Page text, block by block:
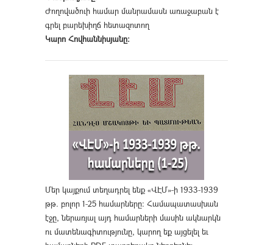
Ժողովածուի համար մանրամասն առաջաբան է
գրել բարեխիղճ հետազոտող
Կարո Հովհաննիսյանը։
Մեր կայքում տեղադրել ենք «ՎԷՄ»-ի 1933-1939
թթ. բոլոր 1-25 համարները։ Համապատասխան
էջը, ներառյալ այդ համարների մասին ակնարկն
ու մատենագիտությունը, կարող եք այցելել եւ